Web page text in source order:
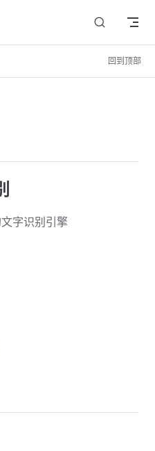
回到顶部
字识别引擎